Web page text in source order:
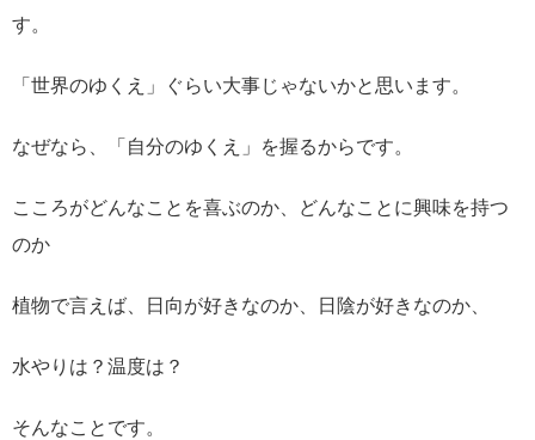
す。
「世界のゆくえ」ぐらい大事じゃないかと思います。
なぜなら、「自分のゆくえ」を握るからです。
こころがどんなことを喜ぶのか、どんなことに興味を持つ
のか
植物で言えば、日向が好きなのか、日陰が好きなのか、
水やりは？温度は？
そんなことです。